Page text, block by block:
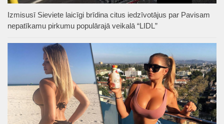
Izmisusī Sieviete laicīgi brīdina citus iedzīvotājus par Pavisam
nepatīkamu pirkumu populārajā veikalā “LIDL”